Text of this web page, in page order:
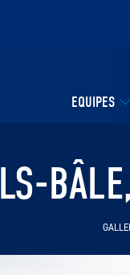
EQUIPES
LS-